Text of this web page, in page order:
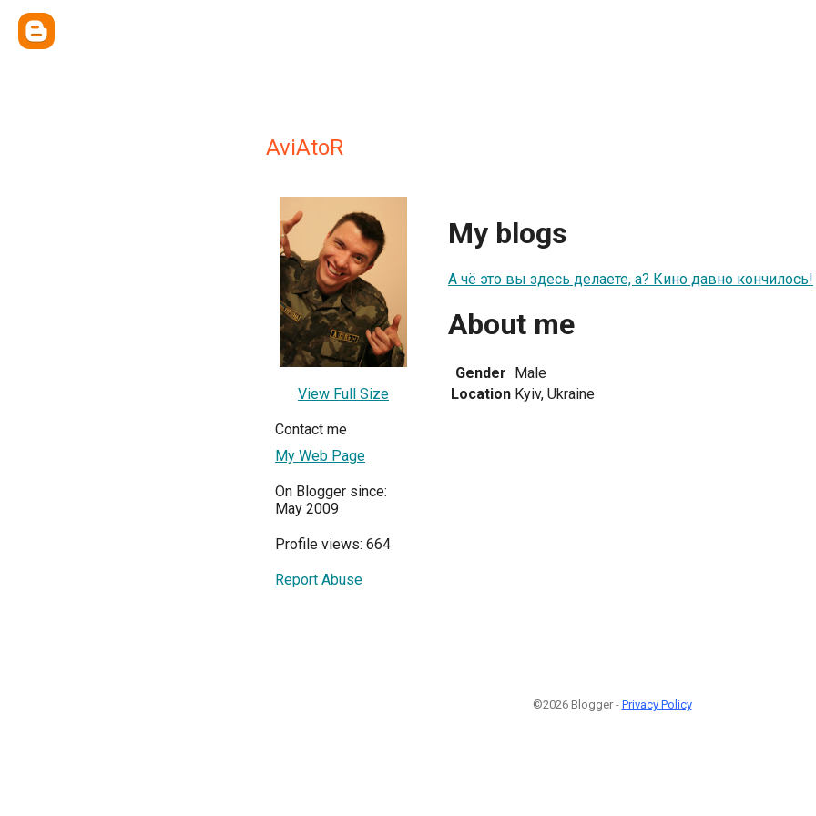
AviAtoR
View Full Size
Contact me
My Web Page
On Blogger since:
May 2009
Profile views: 664
Report Abuse
My blogs
А чё это вы здесь делаете, а? Кино давно кончилось!
About me
Gender Male
Location Kyiv, Ukraine
©2026 Blogger - Privacy Policy